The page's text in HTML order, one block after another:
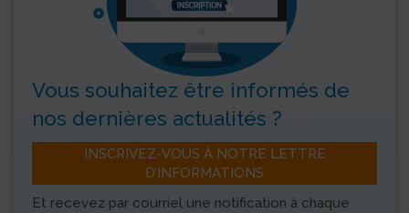
Vous souhaitez être informés de
nos dernières actualités ?
INSCRIVEZ-VOUS À NOTRE LETTRE
D’INFORMATIONS
Et recevez par courriel une notification à chaque